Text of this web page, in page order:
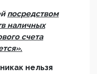
посредством
наличных
счета
нельзя